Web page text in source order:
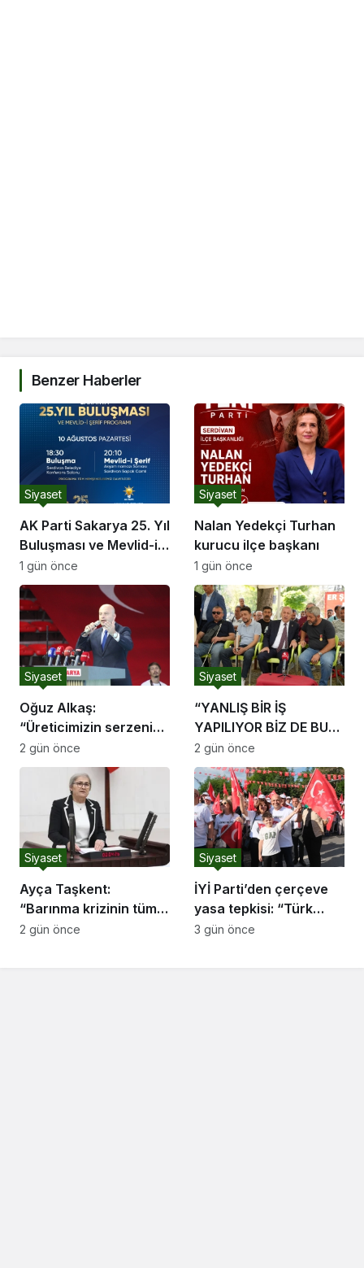
Benzer Haberler
AK Parti Sakarya 25. Yıl
Buluşması ve Mevlid-i
Şerif Programı
Siyaset
1 gün önce
Nalan Yedekçi Turhan
kurucu ilçe başkanı
Siyaset
1 gün önce
Oğuz Alkaş:
“Üreticimizin serzenişi
haklı, devletimizin
ekonomik mücadelesi
de ortadadır.”
Siyaset
2 gün önce
“YANLIŞ BİR İŞ
YAPILIYOR BİZ DE BU
YANLIŞ İŞ KARŞISINDA
TÜRK MİLLETİNİ
UYARMAYA DEVAM
EDECEĞİZ”
Siyaset
2 gün önce
Ayça Taşkent:
“Barınma krizinin tüm
boyutlarıyla
Siyaset
2 gün önce
İYİ Parti’den çerçeve
yasa tepkisi: “Türk
milletine hesap
Siyaset
3 gün önce